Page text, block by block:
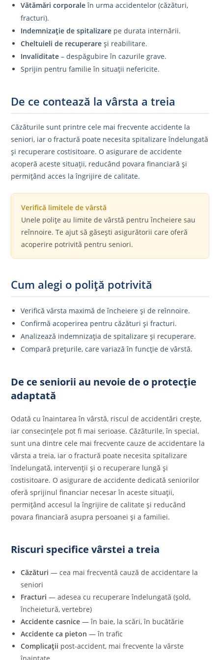
Vătămări corporaleîn urma accidentelor (căzături,
fracturi).
Indemnizație de spitalizare pe durata internării.
Cheltuieli de recuperare și reabilitare.
Invaliditate – despăgubire în cazurile grave.
Sprijin pentru familie în situații nefericite.
De ce contează la vârsta a treia
Căzăturile sunt printre cele mai frecvente accidente la
seniori, iar o fractură poate necesita spitalizare îndelungată
și recuperare costisitoare. O asigurare de accidente
acoperă aceste situații, reducând povara financiară și
permițând acces la îngrijire de calitate.
Verifică limitele de vârstă
Unele polițe au limite de vârstă pentru încheiere sau
reînnoire. Te ajut să găsești asigurătorii care oferă
acoperire potrivită pentru seniori.
Cum alegi o poliță potrivită
Verifică vârsta maximă de încheiere și de reînnoire.
Confirmă acoperirea pentru căzături și fracturi.
Analizează indemnizația de spitalizare și recuperare.
Compară prețurile, care variază în funcție de vârstă.
De ce seniorii au nevoie de o protecție
adaptată
Odată cu înaintarea în vârstă, riscul de accidentări crește,
iar consecințele pot fi mai serioase. Căzăturile, în special,
sunt una dintre cele mai frecvente cauze de accidentare la
vârsta a treia, iar o fractură poate necesita spitalizare
îndelungată, intervenții și o recuperare lungă și
costisitoare. O asigurare de accidente dedicată seniorilor
oferă sprijinul financiar necesar în aceste situații,
permițând accesul la îngrijire de calitate și reducând
povara financiară asupra persoanei și a familiei.
Riscuri specifice vârstei a treia
Căzături — cea mai frecventă cauză de accidentare la
seniori
Fracturi — adesea cu recuperare îndelungată (șold,
încheietură, vertebre)
Accidente casnice — în baie, la scări, în bucătărie
Accidente ca pieton — în trafic
Complicații post-accident, mai frecvente la vârste